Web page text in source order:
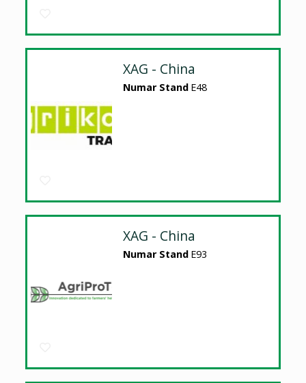
XAG - China
Numar Stand E48
XAG - China
Numar Stand E93